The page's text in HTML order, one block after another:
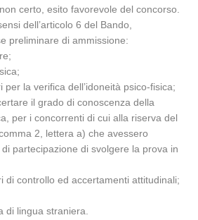
certo, esito favorevole del concorso.
dell’articolo 6 del Bando,
preliminare di ammissione:
la verifica dell’idoneità psico-fisica;
il grado di conoscenza della
per i concorrenti di cui alla riserva del
2, lettera a) che avessero
partecipazione di svolgere la prova in
di controllo ed accertamenti attitudinali;
di lingua straniera.